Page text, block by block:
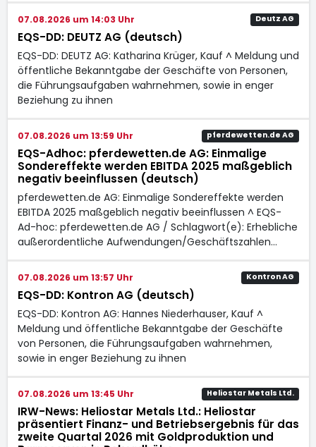
07.08.2026 um 14:03 Uhr Deutz AG
EQS-DD: DEUTZ AG (deutsch)
EQS-DD: DEUTZ AG: Katharina Krüger, Kauf ^ Meldung und
öffentliche Bekanntgabe der Geschäfte von Personen,
die Führungsaufgaben wahrnehmen, sowie in enger
Beziehung zu ihnen
07.08.2026 um 13:59 Uhr pferdewetten.de AG
EQS-Adhoc: pferdewetten.de AG: Einmalige
Sondereffekte werden EBITDA 2025 maßgeblich
negativ beeinflussen (deutsch)
pferdewetten.de AG: Einmalige Sondereffekte werden
EBITDA 2025 maßgeblich negativ beeinflussen ^ EQS-
Ad-hoc: pferdewetten.de AG / Schlagwort(e): Erhebliche
außerordentliche Aufwendungen/Geschäftszahlen…
07.08.2026 um 13:57 Uhr Kontron AG
EQS-DD: Kontron AG (deutsch)
EQS-DD: Kontron AG: Hannes Niederhauser, Kauf ^
Meldung und öffentliche Bekanntgabe der Geschäfte
von Personen, die Führungsaufgaben wahrnehmen,
sowie in enger Beziehung zu ihnen
07.08.2026 um 13:45 Uhr Heliostar Metals Ltd.
IRW-News: Heliostar Metals Ltd.: Heliostar
präsentiert Finanz- und Betriebsergebnis für das
zweite Quartal 2026 mit Goldproduktion und